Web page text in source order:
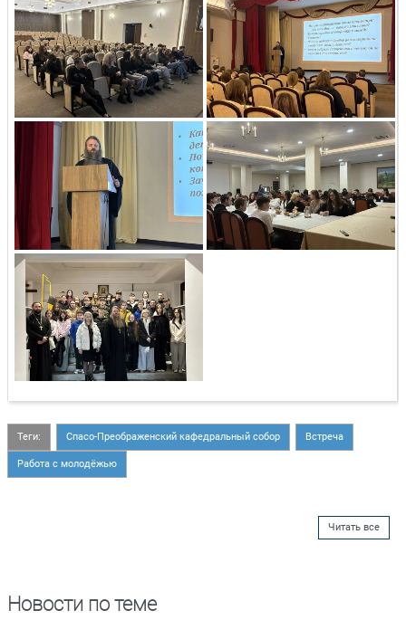
Теги: Спасо-Преображенский кафедральный собор Встреча
Работа с молодёжью
Читать все
Новости по теме